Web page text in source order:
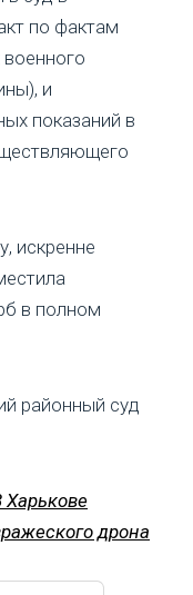
по фактам
и
показаний в
искренне
в полном
районный суд
Харькове
дрона